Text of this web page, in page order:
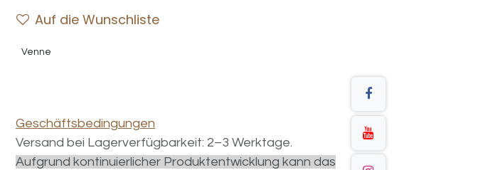
Auf die Wunschliste
Venne
Geschäftsbedingungen
Versand bei Lagerverfügbarkeit: 2–3 Werktage.
Aufgrund kontinuierlicher Produktentwicklung kann das